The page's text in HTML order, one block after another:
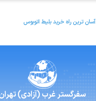
آسان ترین راه خرید بلیط اتوبوس
سفرگسترغرب (آزادی) تهران